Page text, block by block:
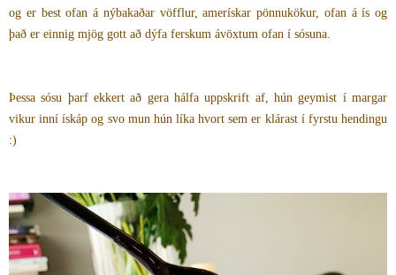
og er best ofan á nýbakaðar vöfflur, amerískar pönnukökur, ofan á ís og
það er einnig mjög gott að dýfa ferskum ávöxtum ofan í sósuna.
Þessa sósu þarf ekkert að gera hálfa uppskrift af, hún geymist í margar
vikur inní ískáp og svo mun hún líka hvort sem er klárast í fyrstu hendingu
:)